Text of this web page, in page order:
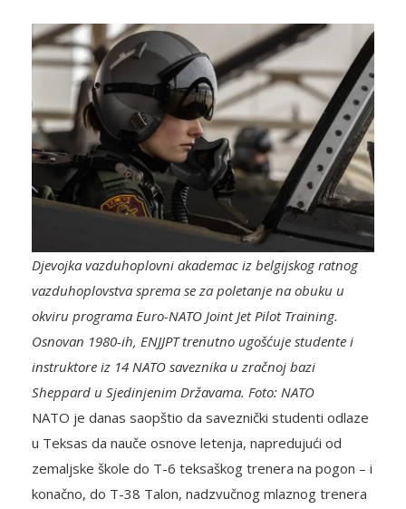
Djevojka vazduhoplovni akademac iz belgijskog ratnog
vazduhoplovstva sprema se za poletanje na obuku u
okviru programa Euro-NATO Joint Jet Pilot Training.
Osnovan 1980-ih, ENJJPT trenutno ugošćuje studente i
instruktore iz 14 NATO saveznika u zračnoj bazi
Sheppard u Sjedinjenim Državama. Foto: NATO
NATO je danas saopštio da saveznički studenti odlaze
u Teksas da nauče osnove letenja, napredujući od
zemaljske škole do T-6 teksaškog trenera na pogon – i
konačno, do T-38 Talon, nadzvučnog mlaznog trenera